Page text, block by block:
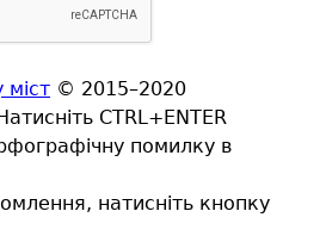
© 2015–2020
CTRL+ENTER
помилку в
натисніть кнопку